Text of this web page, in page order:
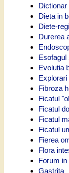
Dieta in
Diete-
Durerea
Esofagul
Evolutia
Fibroza
Ficatul
Ficatul
Ficatul
Ficatul
Fierea
Flora
Forum in
Gastrita